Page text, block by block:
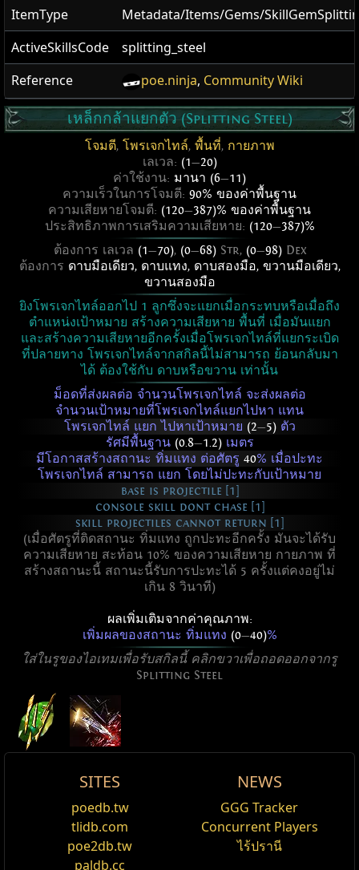
ItemType
Metadata/Items/Gems/
ActiveSkillsCode
splitting_steel
Reference
poe.ninja, Community Wiki
เหล็กกล้าแยกตัว (Splitting Steel)
โจมตี, โพรเจกไทล์, พื้นที่, กายภาพ
เลเวล: (1—20)
ค่าใช้งาน: มานา (6—11)
ความเร็วในการโจมตี: 90% ของค่าพื้นฐาน
ความเสียหายโจมตี: (120—387)% ของค่าพื้นฐาน
ประสิทธิภาพการเสริมความเสียหาย: (120—387)%
ต้องการ เลเวล (1—70), (0—68)Str, (0—98)Dex
ต้องการ ดาบมือเดียว, ดาบแทง, ดาบสองมือ, ขวานมือเดียว,
ขวานสองมือ
ยิงโพรเจกไทล์ออกไป 1 ลูกซึ่งจะแยกเมื่อกระทบหรือเมื่อถึง
ตำแหน่งเป้าหมาย สร้างความเสียหาย พื้นที่ เมื่อมันแยก
และสร้างความเสียหายอีกครั้งเมื่อโพรเจกไทล์ที่แยกระเบิด
ที่ปลายทาง โพรเจกไทล์จากสกิลนี้ไม่สามารถ ย้อนกลับมา
ได้ ต้องใช้กับ ดาบหรือขวาน เท่านั้น
ม็อดที่ส่งผลต่อ จำนวนโพรเจกไทล์ จะส่งผลต่อ
จำนวนเป้าหมายที่โพรเจกไทล์แยกไปหา แทน
โพรเจกไทล์ แยก ไปหาเป้าหมาย (2—5)ตัว
รัศมีพื้นฐาน (0.8—1.2)เมตร
มีโอกาสสร้างสถานะ ทิ่มแทง ต่อศัตรู 40% เมื่อปะทะ
โพรเจกไทล์ สามารถ แยก โดยไม่ปะทะกับเป้าหมาย
base is projectile [1]
console skill dont chase [1]
skill projectiles cannot return [1]
(เมื่อศัตรูที่ติดสถานะ ทิ่มแทง ถูกปะทะอีกครั้ง มันจะได้รับ
ความเสียหาย สะท้อน 10% ของความเสียหาย กายภาพ ที่
สร้างสถานะนี้ สถานะนี้รับการปะทะได้ 5 ครั้งแต่คงอยู่ไม่
เกิน 8 วินาที)
ผลเพิ่มเติมจากค่าคุณภาพ:
เพิ่มผลของสถานะ ทิ่มแทง (0—40)%
ใส่ในรูของไอเทมเพื่อรับสกิลนี้ คลิกขวาเพื่อถอดออกจากรู
Splitting Steel
ProjectilesFromUser, Area, Physical,
SingleMainProjectile, ProjectileCannotReturn
Splitting Steel
Splitting Steel is an attack which uses your sword or
SITES
poedb.tw
tlidb.com
poe2db.tw
paldb.cc
NEWS
GGG Tracker
Concurrent Players
ไร้ปรานี